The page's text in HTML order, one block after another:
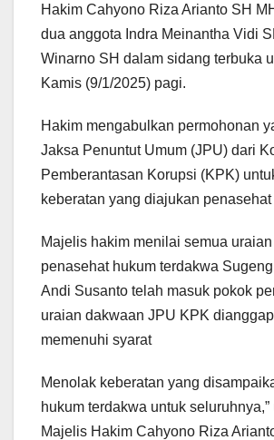
Hakim Cahyono Riza Arianto SH
dua anggota Indra Meinantha Vidi
Winarno SH dalam sidang terbuka
Kamis (9/1/2025) pagi.
Hakim mengabulkan permohonan
Jaksa Penuntut Umum (JPU) dari
Pemberantasan Korupsi (KPK)
keberatan yang diajukan penasehat
Majelis hakim menilai semua
penasehat hukum terdakwa
Andi Susanto telah masuk pokok
uraian dakwaan JPU KPK
memenuhi syarat
Menolak keberatan yang
hukum terdakwa untuk
Majelis Hakim Cahyono Riza